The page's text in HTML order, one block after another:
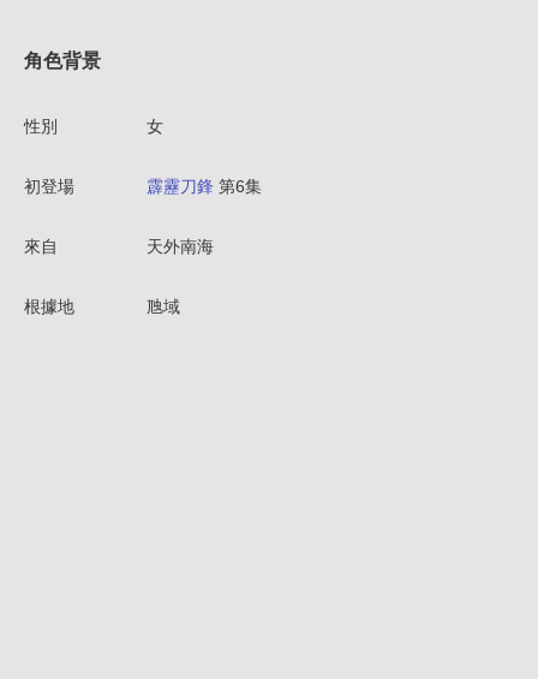
角色背景
性別 女
初登場 霹靂刀鋒 第6集
來自 天外南海
根據地 虺域